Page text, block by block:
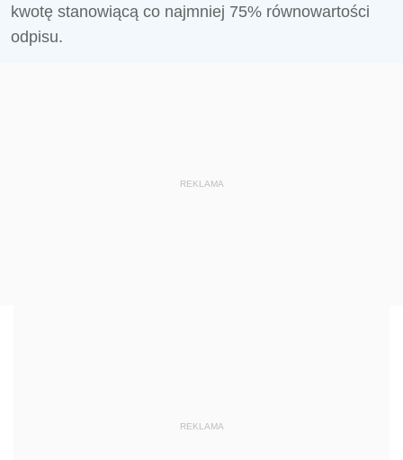
kwotę stanowiącą co najmniej 75% równowartości
odpisu.
REKLAMA
REKLAMA